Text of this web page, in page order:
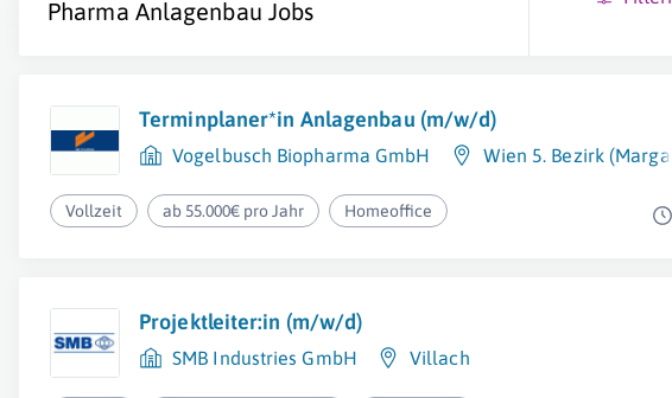
Pharma Anlagenbau Jobs
Terminplaner*in Anlagenbau (m/w/d)
Vogelbusch Biopharma GmbH Wien 5. Bezirk
Vollzeit ab 55.000€ pro Jahr Homeoffice
Projektleiter:in (m/w/d)
SMB Industries GmbH Villach